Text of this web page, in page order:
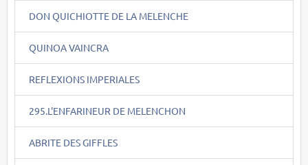
DON QUICHIOTTE DE LA MELENCHE
QUINOA VAINCRA
REFLEXIONS IMPERIALES
295.L'ENFARINEUR DE MELENCHON
ABRITE DES GIFFLES